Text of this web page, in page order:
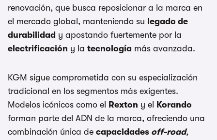
renovación, que busca reposicionar a la marca en
el mercado global, manteniendo su legado de
durabilidad y apostando fuertemente por la
electrificación y la tecnología más avanzada.
KGM sigue comprometida con su especialización
tradicional en los segmentos más exigentes.
Modelos icónicos como el
Rexton y el
Korando
forman parte del ADN de la marca, ofreciendo una
combinación única de capacidades off-road,